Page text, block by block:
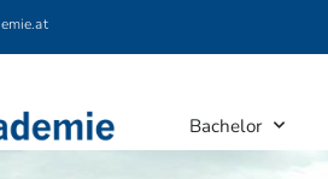
Bachelor